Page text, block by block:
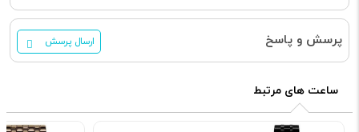
پرسش و پاسخ ارسال پرسش
ساعت های مرتبط